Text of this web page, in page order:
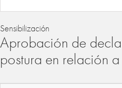
Sensibilización
Aprobación de
postura en relación